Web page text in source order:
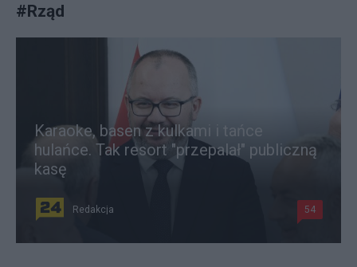
#Rząd
Karaoke, basen z kulkami i tańce
hulańce. Tak resort "przepalał" publiczną
kasę
Redakcja 54